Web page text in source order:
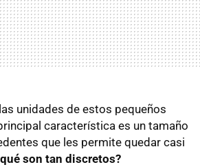
unidades de estos pequeños
característica es un tamaño
que les permite quedar casi
son tan discretos?